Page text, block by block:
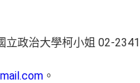
立政治大學柯小姐 02-
。